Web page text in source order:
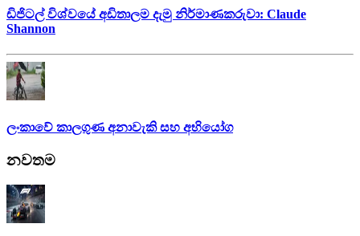
ඩිජිටල් විශ්වයේ අඩිතාලම දැමු නිර්මාණකරුවා: Claude
Shannon
ලංකාවේ කාලගුණ අනාවැකි සහ අභියෝග
නවතම